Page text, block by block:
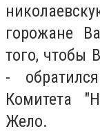
горожане
того, чтобы
-
Комитета
Жело.